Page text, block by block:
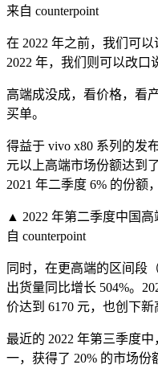
来自 counterpoint
在 2022 年之前，我们可以
2022 年，我们则可以改口
高端成没成，看价格，看
买单。
得益于 vivo x80 系列的发
元以上高端市场份额达到
2021 年二季度 6% 的份额
▲ 2022 年第二季度中国
自 counterpoint
同时，在更高端的区间段
出货量同比增长 504%。
价达到 6170 元，也创下新
最近的 2022 年第三季度
一，获得了 20% 的市场份